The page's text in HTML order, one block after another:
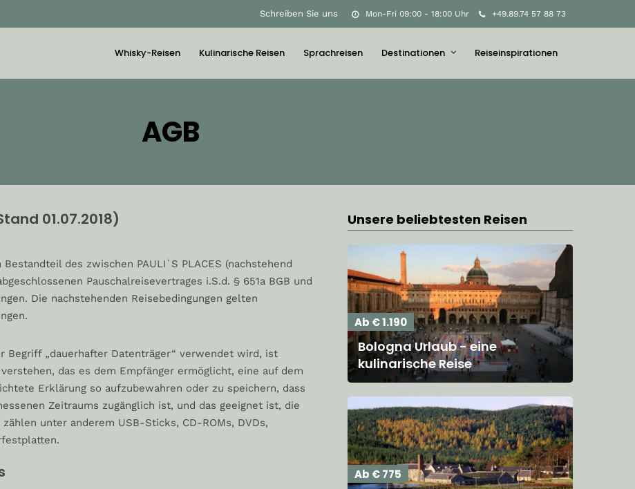
Mon-Fri 09:00 - 18:00 Uhr +49.89.74 57 88 73
Schreiben Sie uns
Whisky-Reisen Kulinarische Reisen Sprachreisen Destinationen Reiseinspirationen
AGB
01.07.2018)
des zwischen PAULI`S PLACES (nachstehend
Pauschalreisevertrages i.S.d. § 651a BGB und
Die nachstehenden Reisebedingungen gelten
Begriff „dauerhafter Datenträger“ verwendet wird, ist
das es dem Empfänger ermöglicht, eine auf dem
Erklärung so aufzubewahren oder zu speichern, dass
Zeitraums zugänglich ist, und das geeignet ist, die
unter anderem USB-Sticks, CD-ROMs, DVDs,
Unsere beliebtesten Reisen
Ab € 1.190
Bologna Urlaub - eine
kulinarische Reise
Ab € 775